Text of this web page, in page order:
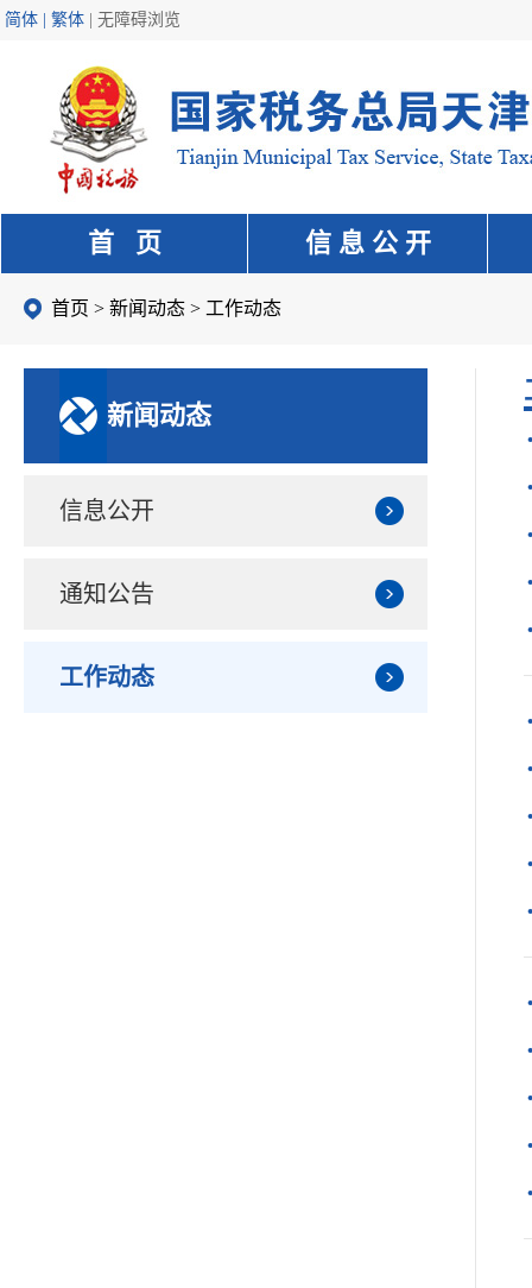
简体 | 繁体 无障碍浏览
首 页 信 息 公 开
首页 > 新闻动态 > 工作动态
新闻动态
信息公开
通知公告
工作动态